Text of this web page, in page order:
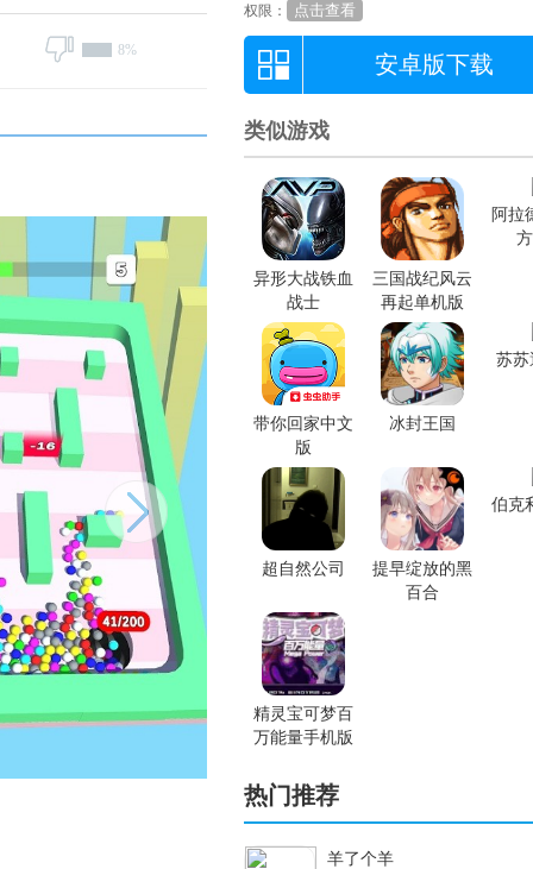
8%
权限：
点击查看
安卓版下载
类似游戏
异形大战铁血
战士
三国战纪风云
再起单机版
阿拉
带你回家中文
版
冰封王国
苏苏
超自然公司
提早绽放的黑
百合
伯克
精灵宝可梦百
万能量手机版
热门推荐
羊了个羊